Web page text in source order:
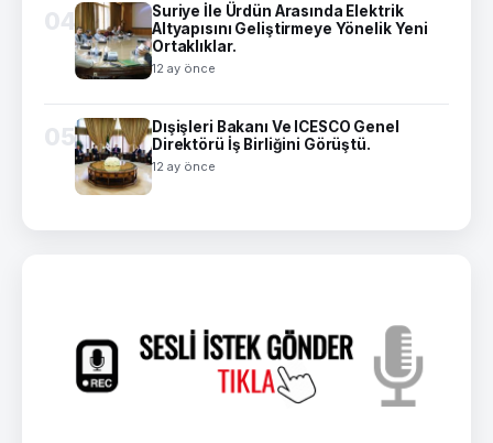
04
Suriye İle Ürdün Arasında Elektrik
Altyapısını Geliştirmeye Yönelik Yeni
Ortaklıklar.
12 ay önce
05
Dışişleri Bakanı Ve ICESCO Genel
Direktörü İş Birliğini Görüştü.
12 ay önce